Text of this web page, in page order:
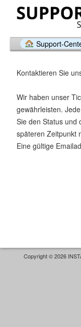
Support-
Kontaktieren Sie
Wir haben unser
gewährleisten.
Sie den Status und
späteren Zeitpunkt
Eine gültige
Copyright © 2026